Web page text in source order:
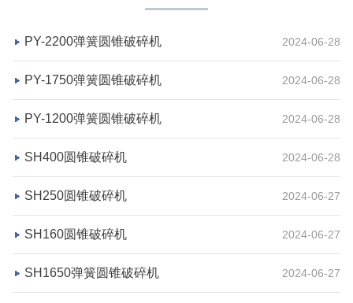
湖北省荆州市鼎盛矿业时产2000吨高钙石破碎生产
线
项目坐标
湖北省荆州市
设计产能
项目业主
PY-2200弹簧圆锥破碎机 2024-06-28
PY-1750弹簧圆锥破碎机 2024-06-28
PY-1200弹簧圆锥破碎机 2024-06-28
SH400圆锥破碎机 2024-06-28
SH250圆锥破碎机 2024-06-27
SH160圆锥破碎机 2024-06-27
SH1650弹簧圆锥破碎机 2024-06-27